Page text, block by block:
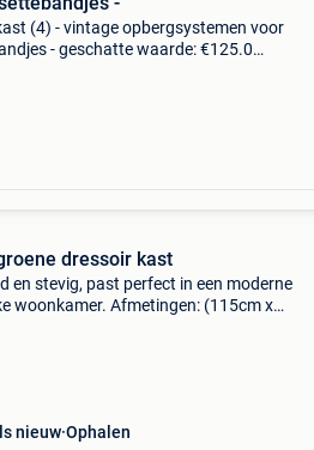
(4) - vintage opbergsystemen voor
- geschatte waarde: €125.0
dressoir kast
en stevig, past perfect in een moderne
woonkamer. Afmetingen: (115cm x
nieuw Ophalen